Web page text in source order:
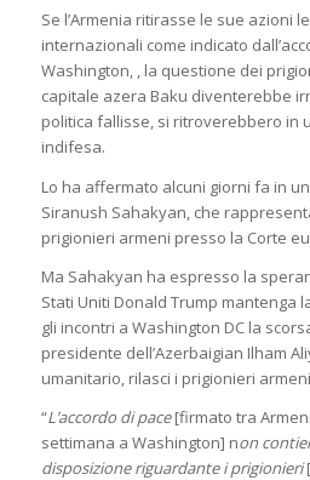
Se l’Armenia ritirasse le sue azioni
internazionali come indicato
Washington, , la questione dei
capitale azera Baku diventerebbe
politica fallisse, si ritroverebbero in
indifesa.
Lo ha affermato alcuni giorni fa in
Siranush Sahakyan, che
prigionieri armeni presso la Corte
Ma Sahakyan ha espresso la
Stati Uniti Donald Trump mantenga
gli incontri a Washington DC la
presidente dell’Azerbaigian Ilham
umanitario, rilasci i prigionieri
“L’accordo di pace[firmato tra
settimana a Washington] non
disposizione riguardante i prigionieri